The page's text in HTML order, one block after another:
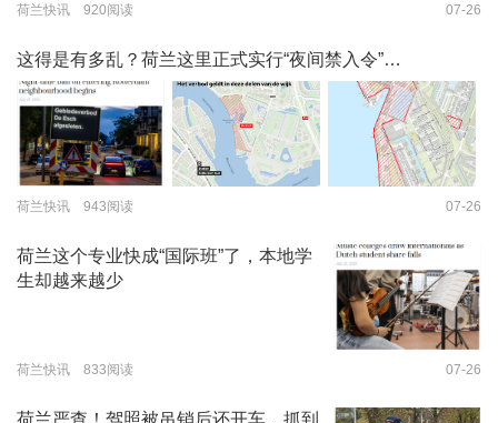
荷兰快讯 920阅读 07-26
这得是有多乱？荷兰这里正式实行“夜间禁入令”…
荷兰快讯 943阅读 07-26
荷兰这个专业快成“国际班”了，本地学
生却越来越少
荷兰快讯 833阅读 07-26